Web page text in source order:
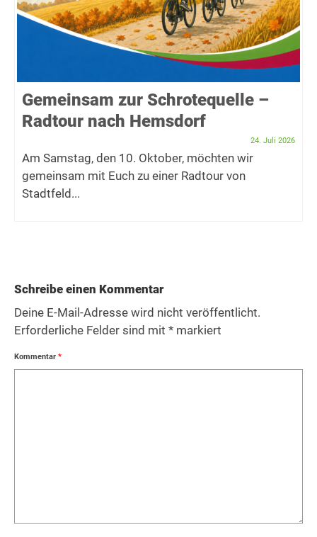
Gemeinsam zur Schrotequelle –
Radtour nach Hemsdorf
24. Juli 2026
Am Samstag, den 10. Oktober, möchten wir
gemeinsam mit Euch zu einer Radtour von
Stadtfeld...
Schreibe einen Kommentar
Deine E-Mail-Adresse wird nicht veröffentlicht.
Erforderliche Felder sind mit * markiert
Kommentar *